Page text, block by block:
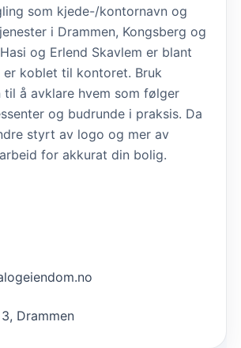
som kjede-/kontornavn og
i Drammen, Kongsberg og
og Erlend Skavlem er blant
er koblet til kontoret. Bruk
å avklare hvem som følger
og budrunde i praksis. Da
styrt av logo og mer av
for akkurat din bolig.
Drammen